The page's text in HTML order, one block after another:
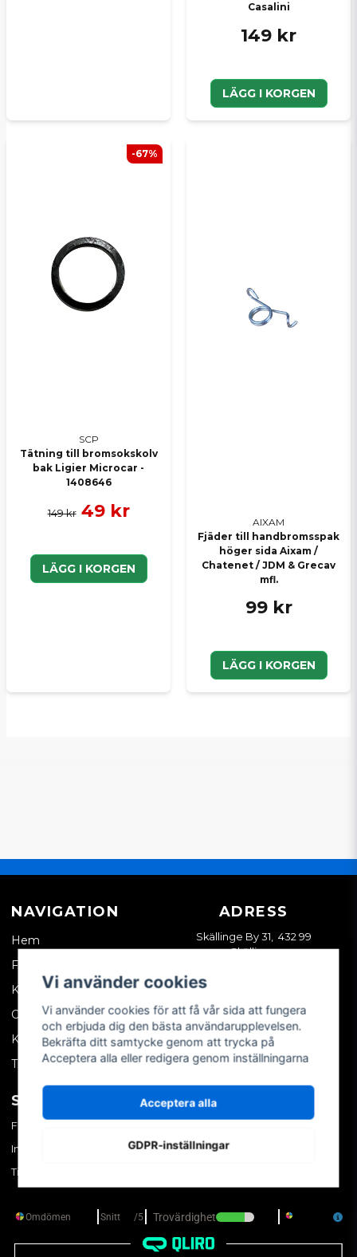
Casalini
149 kr
LÄGG I KORGEN
SCP
Tätning till bromsokskolv
bak Ligier Microcar -
1408646
149 kr 49 kr
LÄGG I KORGEN
-67%
AIXAM
Fjäder till handbromsspak
höger sida Aixam /
Chatenet / JDM & Grecav
mfl.
99 kr
LÄGG I KORGEN
NAVIGATION
Hem
Företagskund
Kontakta oss
Om oss
Köpvillkor
Tips & trix
ADRESS
Skällinge By 31, 432 99
Skällinge
SOCIALA MEDIER
Facebook
Instagram
TikTok
MITT KONTO
Skapa konto
Vi använder cookies
Vi använder cookies för att få vår sida att fungera
och erbjuda dig den bästa användarupplevelsen.
Bekräfta ditt samtycke genom att trycka på
Acceptera alla eller redigera genom inställningarna
Acceptera alla
GDPR-inställningar